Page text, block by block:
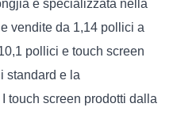
è specializzata nella
vendite da 1,14 pollici a
pollici e touch screen
standard e la
touch screen prodotti dalla